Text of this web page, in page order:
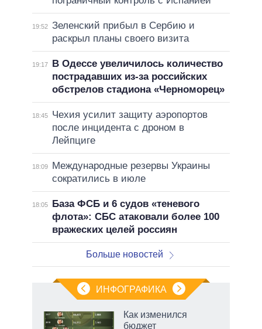
19:52 Зеленский прибыл в Сербию и
раскрыл планы своего визита
19:17
В Одессе увеличилось количество
пострадавших из-за российских
обстрелов стадиона «Черноморец»
18:45
Чехия усилит защиту аэропортов
после инцидента с дроном в
Лейпциге
18:09
Международные резервы Украины
сократились в июле
18:05
База ФСБ и 6 судов «теневого
флота»: СБС атаковали более 100
вражеских целей россиян
Больше новостей
ИНФОГРАФИКА
Как изменился
бюджет